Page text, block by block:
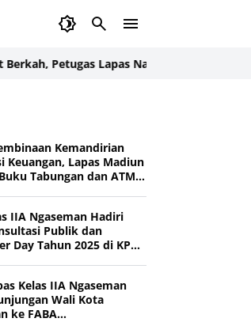
Petugas Lapas Narkotika Karang Intan
Kemandirian
Keuangan, Lapas Madiun
Tabungan dan ATM
IIA Ngaseman Hadiri
Publik dan
Day Tahun 2025 di KPPN
Kelas IIA Ngaseman
Wali Kota
ke FABA